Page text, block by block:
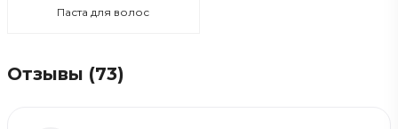
Паста для волос
Отзывы (73)